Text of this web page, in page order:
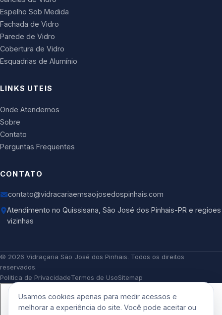
Espelho Sob Medida
Fachada de Vidro
Parede de Vidro
Cobertura de Vidro
Esquadrias de Alumínio
LINKS UTEIS
Onde Atendemos
Sobre
Contato
Perguntas Frequentes
CONTATO
contato@vidracariaemsaojosedospinhais.com
Atendimento no Quissisana, São José dos Pinhais-PR e regioes
vizinhas
© 2026 Vidraçaria São José dos Pinhais. Todos os direitos
reservados.
Politica de PrivacidadeTermos de UsoSitemap
Usamos cookies apenas para medir acessos e
melhorar a experiência do site. Você pode aceitar ou